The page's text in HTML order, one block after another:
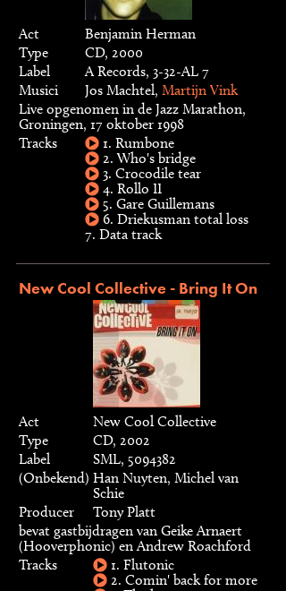
Act
Benjamin Herman
Type
CD, 2000
Label
A Records, 3-32-AL 7
Musici
Jos Machtel, Martijn Vink
Live opgenomen in de Jazz Marathon,
Groningen, 17 oktober 1998
Tracks
1. Rumbone
2. Who's bridge
3. Crocodile tear
4. Rollo II
5. Gare Guillemans
6. Driekusman total loss
7. Data track
New Cool Collective - Bring It On
Act
New Cool Collective
Type
CD, 2002
Label
SML, 5094382
(onbekend) Han Nuyten, Michel van
Schie
Producer
Tony Platt
bevat gastbijdragen van Geike Arnaert
(Hooverphonic) en Andrew Roachford
Tracks
1. Flutonic
2. Comin' back for more